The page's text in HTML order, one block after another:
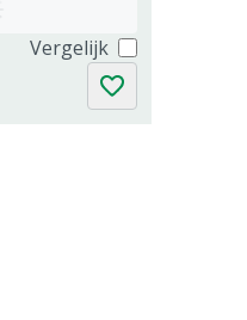
Vergelijk